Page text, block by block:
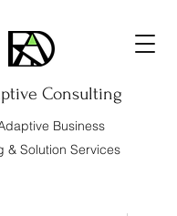
Consulting
Business
& Solution Services